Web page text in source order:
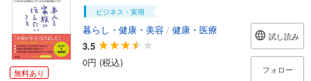
無料あり
ビジネス・実用
暮らし・健康・美容 / 健康・医療
3.5
0円 (税込)
試し読み
フォロー